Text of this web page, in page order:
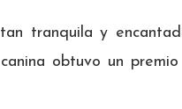
tranquila y
obtuvo un